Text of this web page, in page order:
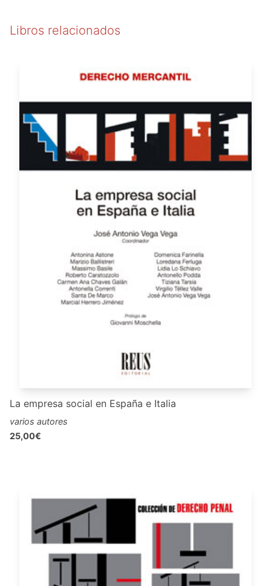
Libros relacionados
La empresa social en España e Italia
varios autores
25,00€